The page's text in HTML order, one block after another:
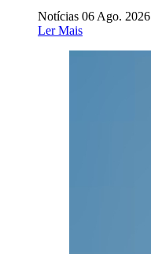
Notícias 06 Ago. 2026
Ler Mais